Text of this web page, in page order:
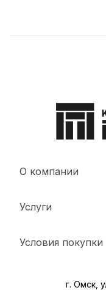
О компании
Услуги
Условия покупки
г. Омск,